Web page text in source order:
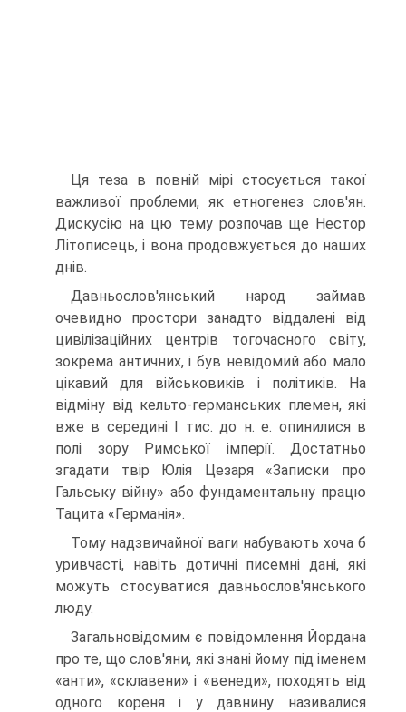
Ця теза в повній мірі стосується такої
важливої проблеми, як етногенез слов'ян.
Дискусію на цю тему розпочав ще Нестор
Літописець, і вона продовжується до наших
днів.
Давньослов'янський народ займав
очевидно простори занадто віддалені від
цивілізаційних центрів тогочасного світу,
зокрема античних, і був невідомий або мало
цікавий для військовиків і політиків. На
відміну від кельто-германських племен, які
вже в середині І тис. до н. е. опинилися в
полі зору Римської імперії. Достатньо
згадати твір Юлія Цезаря «Записки про
Гальську війну» або фундаментальну працю
Тацита «Германія».
Тому надзвичайної ваги набувають хоча б
уривчасті, навіть дотичні писемні дані, які
можуть стосуватися давньослов'янського
люду.
Загальновідомим є повідомлення Йордана
про те, що слов'яни, які знані йому під іменем
«анти», «склавени» і «венеди», походять від
одного кореня і у давнину називалися